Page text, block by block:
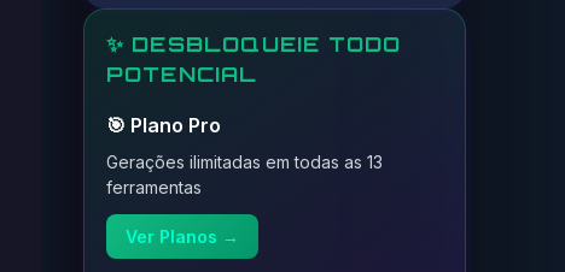
✨ DESBLOQUEIE TODO
POTENCIAL
🎯 Plano Pro
Gerações ilimitadas em todas as 13
ferramentas
Ver Planos →